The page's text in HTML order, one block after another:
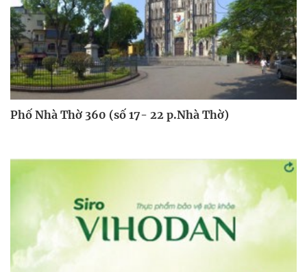
Phố Nhà Thờ 360 (số 17- 22 p.Nhà Thờ)